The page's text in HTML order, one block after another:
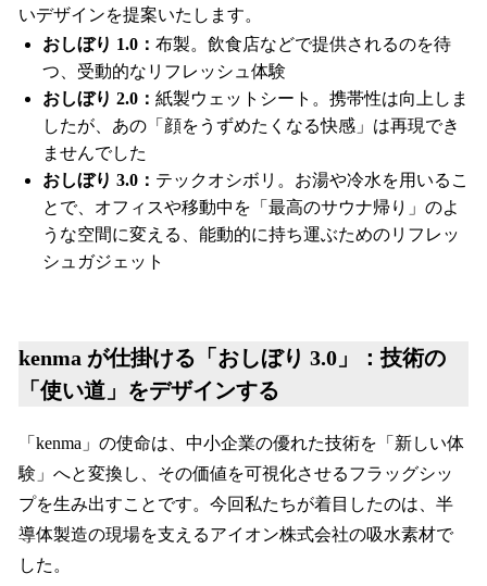
いデザインを提案いたします。
おしぼり 1.0： 布製。飲食店などで提供されるのを待
つ、受動的なリフレッシュ体験
おしぼり 2.0： 紙製ウェットシート。携帯性は向上しま
したが、あの「顔をうずめたくなる快感」は再現でき
ませんでした
おしぼり 3.0： テックオシボリ。お湯や冷水を用いるこ
とで、オフィスや移動中を「最高のサウナ帰り」のよ
うな空間に変える、能動的に持ち運ぶためのリフレッ
シュガジェット
kenma が仕掛ける「おしぼり 3.0」：技術の
「使い道」をデザインする
「kenma」の使命は、中小企業の優れた技術を「新しい体
験」へと変換し、その価値を可視化させるフラッグシッ
プを生み出すことです。今回私たちが着目したのは、半
導体製造の現場を支えるアイオン株式会社の吸水素材で
した。